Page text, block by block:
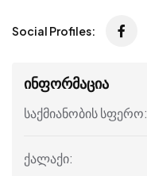
Social Profiles:
ინფორმაცია
საქმიანობის სფერო:
ქალაქი: